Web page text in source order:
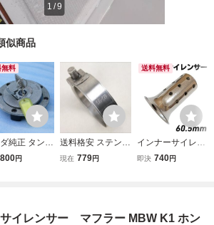
1 /9
似商品
無料
純正 タンク
プ CB400S
ルビス ブロ
800円
送料格安 ステンレ
スマフラーバンド
TR1000R CB750
現在 779円
送料無料
インナーサイレン
サー 60.5mm バイ
ンナーバッフル ホ
即決 740円
イレンサー マフラー MBW K1 ホン